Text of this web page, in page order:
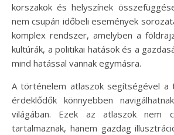
korszakok és helyszínek
nem csupán időbeli események
komplex rendszer, amelyben a
kultúrák, a politikai hatások és a
mind hatással vannak egymásra.
A történelem atlaszok segítségével a
érdeklődők könnyebben
világában. Ezek az atlaszok nem
tartalmaznak, hanem gazdag